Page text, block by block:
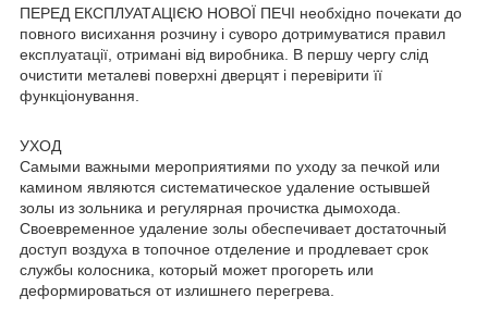
ПЕРЕД ЕКСПЛУАТАЦІЄЮ НОВОЇ ПЕЧІ необхідно почекати до
повного висихання розчину і суворо дотримуватися правил
експлуатації, отримані від виробника. В першу чергу слід
очистити металеві поверхні дверцят і перевірити її
функціонування.
УХОД
Самыми важными мероприятиями по уходу за печкой или
камином являются систематическое удаление остывшей
золы из зольника и регулярная прочистка дымохода.
Своевременное удаление золы обеспечивает достаточный
доступ воздуха в топочное отделение и продлевает срок
службы колосника, который может прогореть или
деформироваться от излишнего перегрева.